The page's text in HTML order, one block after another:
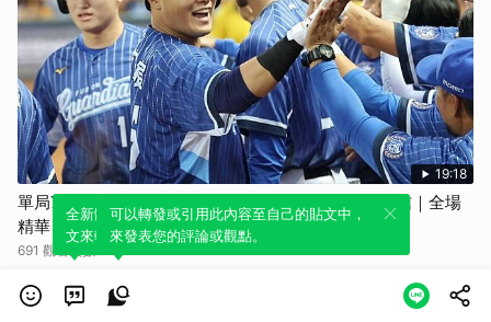
19:18
單局7安猛攻 湛藍軍團力克猛象｜08/05 富邦 VS 中信｜全場
精華
691 觀看次數
全新體驗！一鍵引用此內容，透過發布貼
文來輕鬆表達個人立場。
可以轉發或引用此內容至自己的貼文中，
來發表您的評論或觀點。